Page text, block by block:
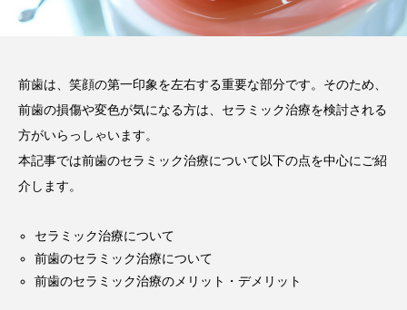
注目のトピック
コラム セラミック
前歯は、笑顔の第一印象を左右する重要な部分です。そのため、
前歯の損傷や変色が気になる方は、セラミック治療を検討される
方がいらっしゃいます。
本記事では前歯のセラミック治療について以下の点を中心にご紹
介します。
セラミック治療について
前歯のセラミック治療について
前歯のセラミック治療のメリット・デメリット